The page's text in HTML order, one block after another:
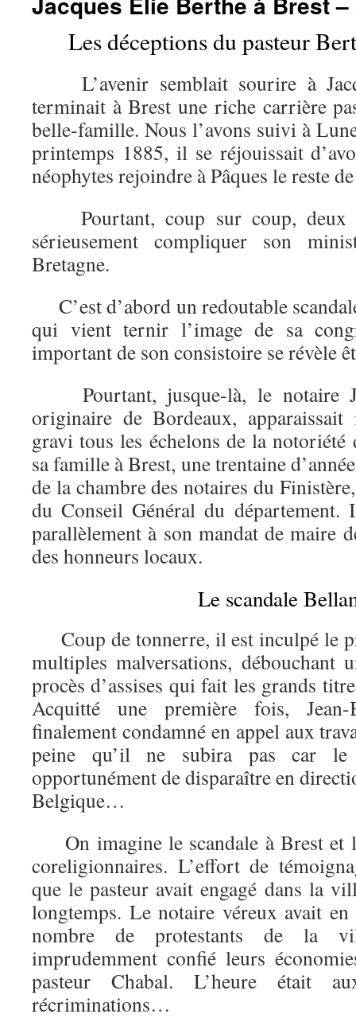
Les déceptions du pasteur
L’avenir semblait sourire à
terminait à Brest une riche carrière
belle-famille. Nous l’avons suivi à
printemps 1885, il se réjouissait
néophytes rejoindre à Pâques le reste
Pourtant, coup sur coup, deux
sérieusement compliquer son
Bretagne.
C’est d’abord un redoutable
qui vient ternir l’image de sa
important de son consistoire se révèle
Pourtant, jusque-là, le notaire
originaire de Bordeaux,
gravi tous les échelons de la notoriété
sa famille à Brest, une trentaine
de la chambre des notaires du
du Conseil Général du département.
parallèlement à son mandat de maire
des honneurs locaux.
Le scandale
Coup de tonnerre, il est inculpé le
multiples malversations,
procès d’assises qui fait les grands
Acquitté une première fois, Jean-
finalement condamné en appel aux
peine qu’il ne subira pas car le
opportunément de disparaître en
Belgique…
On imagine le scandale à Brest et
coreligionnaires. L’effort de
que le pasteur avait engagé dans la
longtemps. Le notaire véreux avait
nombre de protestants de la
imprudemment confié leurs
pasteur Chabal. L’heure était
récriminations…